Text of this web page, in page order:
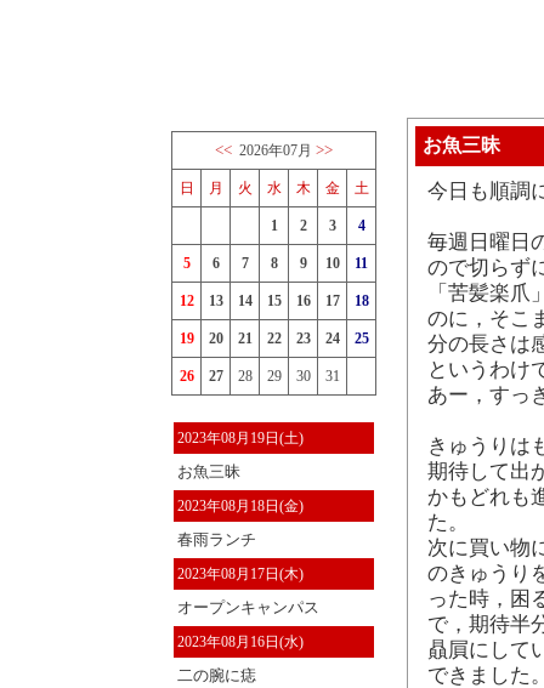
<< 2026年07月 >>
日 月 火 水 木 金 土
1 2 3 4
5 6 7 8 9 10 11
12 13 14 15 16 17 18
19 20 21 22 23 24 25
26 27 28 29 30 31
2023年08月19日(土)
お魚三昧
2023年08月18日(金)
春雨ランチ
2023年08月17日(木)
オープンキャンパス
2023年08月16日(水)
二の腕に痣
お魚三昧
今日も順調
毎週日曜日
ので切らず
「苦髪楽
のに，そこ
分の長さは
というわけ
あー，すっ
きゅうりは
期待して出
かもどれも
た。
次に買い物
のきゅうり
った時，困
で，期待半
贔屓にして
できました